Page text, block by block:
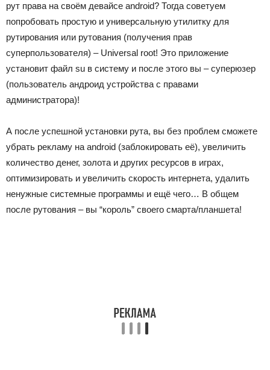
рут права на своём девайсе android? Тогда советуем
попробовать простую и универсальную утилитку для
рутирования или рутования (получения прав
суперпользователя) – Universal root! Это приложение
установит файл su в систему и после этого вы – суперюзер
(пользователь андроид устройства с правами
администратора)!
А после успешной установки рута, вы без проблем сможете
убрать рекламу на android (заблокировать её), увеличить
количество денег, золота и других ресурсов в играх,
оптимизировать и увеличить скорость интернета, удалить
ненужные системные программы и ещё чего… В общем
после рутования – вы “король” своего смарта/планшета!